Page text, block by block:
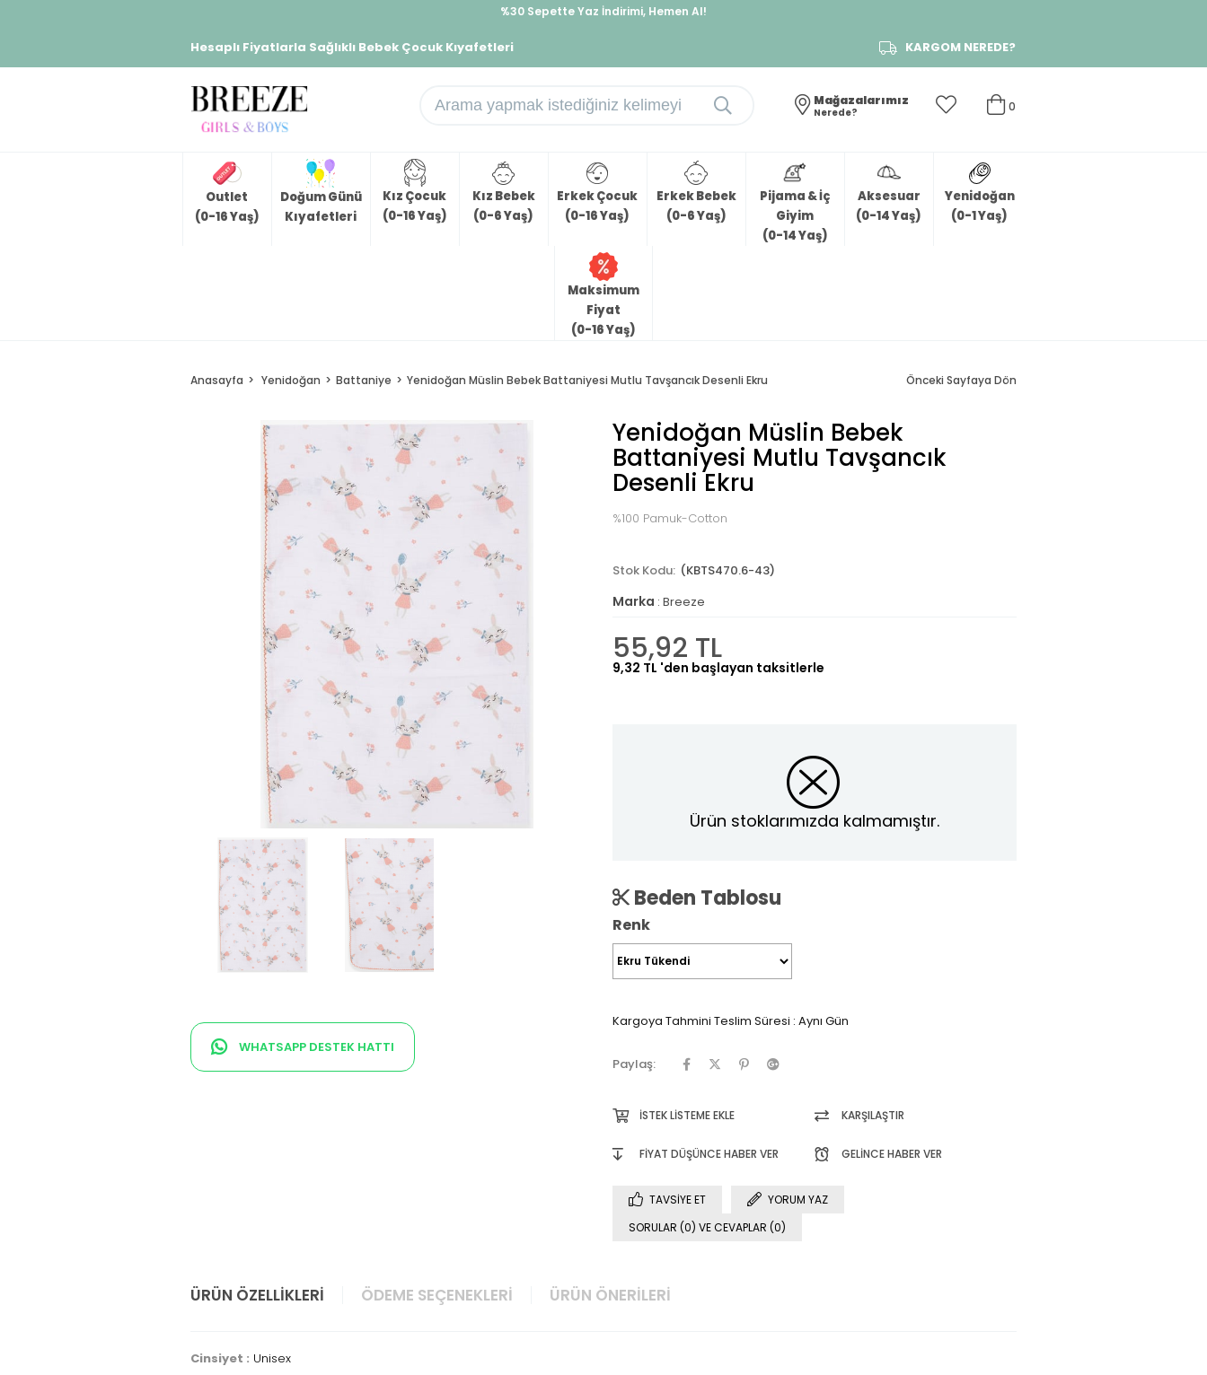
%30 Sepette Yaz İndirimi, Hemen Al!
Hesaplı Fiyatlarla Sağlıklı Bebek Çocuk Kıyafetleri KARGOM NEREDE?
0
Mağazalarımız
Nerede?
Outlet
(0-16 Yaş)
Doğum Günü
Kıyafetleri
Kız Çocuk
(0-16 Yaş)
Kız Bebek
(0-6 Yaş)
Erkek Çocuk
(0-16 Yaş)
Erkek Bebek
(0-6 Yaş)
Pijama & İç
Giyim
(0-14 Yaş)
Aksesuar
(0-14 Yaş)
Yenidoğan
(0-1 Yaş)
Maksimum
Fiyat
(0-16 Yaş)
Anasayfa Yenidoğan Battaniye Yenidoğan Müslin Bebek Battaniyesi Mutlu Tavşancık Desenli Ekru Önceki Sayfaya Dön
WHATSAPP DESTEK HATTI
Yenidoğan Müslin Bebek
Battaniyesi Mutlu Tavşancık
Desenli Ekru
%100 Pamuk-Cotton
(KBTS470.6-43)
Marka : Breeze
55,92 TL
9,32 TL 'den başlayan taksitlerle
Ürün stoklarımızda kalmamıştır.
Beden Tablosu
Renk
Kargoya Tahmini Teslim Süresi : Aynı Gün
Paylaş:
İSTEK LISTEME EKLE KARŞILAŞTIR
FIYAT DÜŞÜNCE HABER VER GELINCE HABER VER
TAVSIYE ET
YORUM YAZ
SORULAR (0) VE CEVAPLAR (0)
ÜRÜN ÖZELLIKLERI ÖDEME SEÇENEKLERI ÜRÜN ÖNERILERI
Cinsiyet : Unisex